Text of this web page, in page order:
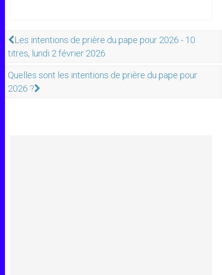
Les intentions de prière du pape pour 2026 - 10
titres, lundi 2 février 2026
Quelles sont les intentions de prière du pape pour
2026 ?